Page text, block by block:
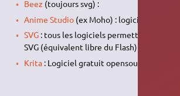
Beez (toujours svg) :
Anime Studio(ex Moho) : logiciel payant
SVG: tous les logiciels permettant de
SVG (équivalent libre du Flash)
Krita: Logiciel gratuit opensource.